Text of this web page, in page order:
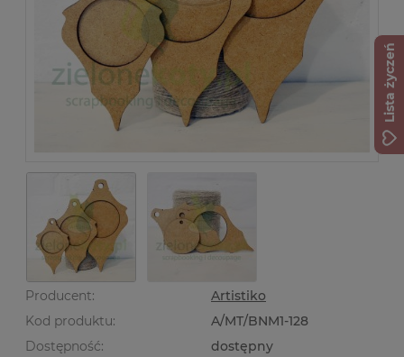
Producent:
Artistiko
Kod produktu:
A/MT/BNM1-128
Dostępność:
dostępny
Lista życzeń